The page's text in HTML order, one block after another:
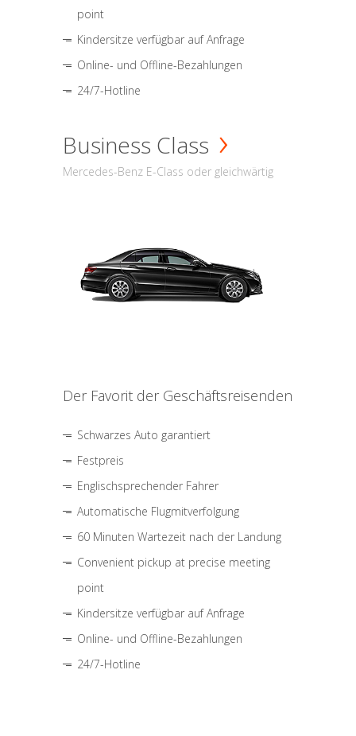
point
Kindersitze verfügbar auf Anfrage
Online- und Offline-Bezahlungen
24/7-Hotline
Business Class
Mercedes-Benz E-Class oder gleichwärtig
Der Favorit der Geschäftsreisenden
Schwarzes Auto garantiert
Festpreis
Englischsprechender Fahrer
Automatische Flugmitverfolgung
60 Minuten Wartezeit nach der Landung
Convenient pickup at precise meeting
point
Kindersitze verfügbar auf Anfrage
Online- und Offline-Bezahlungen
24/7-Hotline